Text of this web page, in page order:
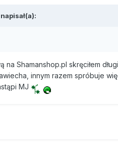
na Shamanshop.pl skręciłem
innym razem spróbuje
MJ